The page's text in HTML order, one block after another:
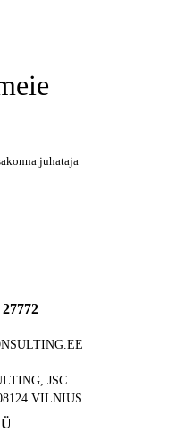
juhataja
JSC
VILNIUS